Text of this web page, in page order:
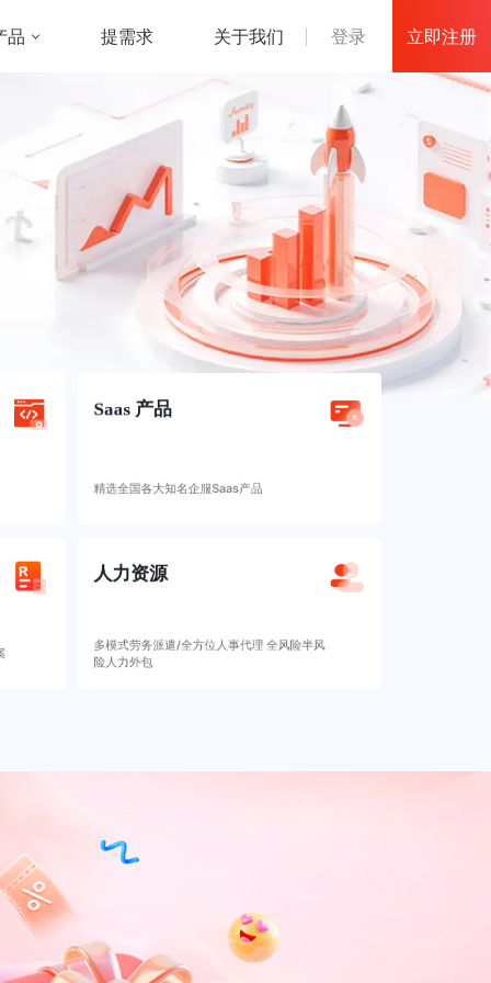
品 提需求 关于我们 登录 立即注册
Saas 产品
精选全国各大知名企服Saas产品
人力资源
多模式劳务派遣/全方位人事代理 全风险半风
险人力外包